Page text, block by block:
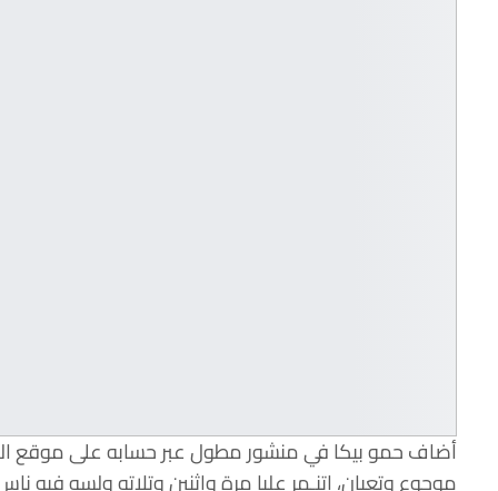
أضاف حمو بيكا في منشور مطول عبر حسابه على موقع
موجوع وتعبان، اتنـمر عليا مرة واثنين وتلاته ولسه فيه